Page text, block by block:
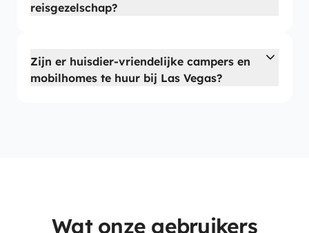
reisgezelschap?
Zijn er huisdier-vriendelijke campers en
mobilhomes te huur bij Las Vegas?
Wat onze gebruikers